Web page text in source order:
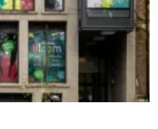
ANZEIGEN